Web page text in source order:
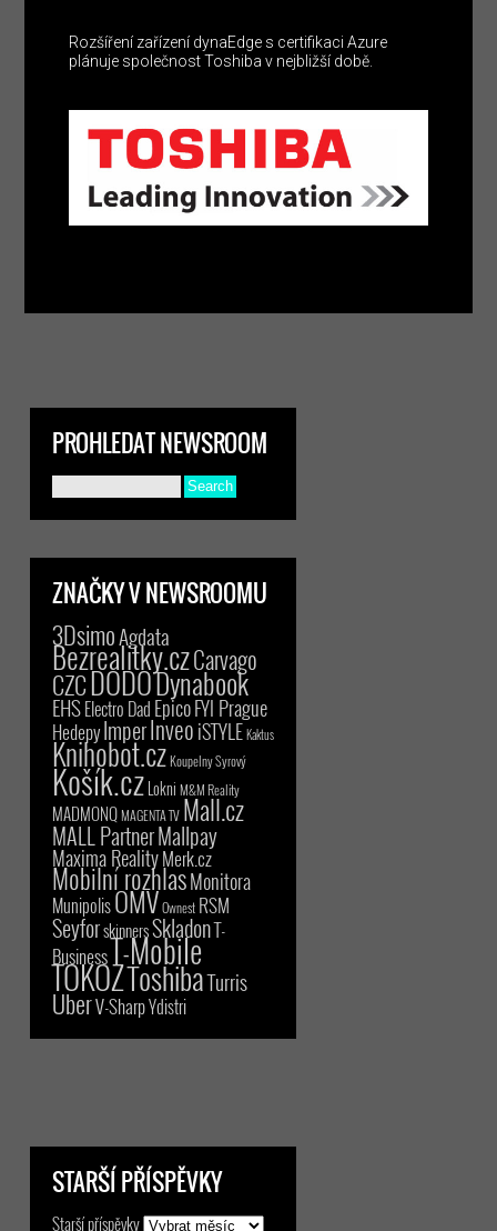
Rozšíření zařízení dynaEdge s certifikaci Azure
plánuje společnost Toshiba v nejbližší době.
PROHLEDAT NEWSROOM
ZNAČKY V NEWSROOMU
3DsimoAgdata
Bezrealitky.czCarvago
CZCDODODynabook
EHSElectro Dad EpicoFYI Prague
HedepyImperInveoiSTYLE Kaktus
Knihobot.czKoupelny Syrový
Košík.czLokni M&M Reality
MADMONQMAGENTA TV Mall.cz
MALL PartnerMallpay
Maxima RealityMerk.cz
Mobilní rozhlasMonitora
MunipolisOMVOwnest RSM
SeyforskinnersSkladonT-
BusinessT-Mobile
TOKOZToshibaTurris
UberV-SharpYdistri
STARŠÍ PŘÍSPĚVKY
Starší příspěvky